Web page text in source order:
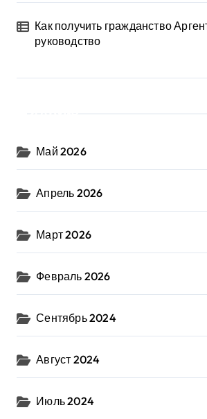
Как получить гражданство
руководство
Май 2026
Апрель 2026
Март 2026
Февраль 2026
Сентябрь 2024
Август 2024
Июль 2024